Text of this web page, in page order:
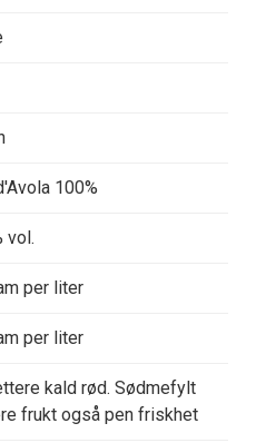
100%
vol.
per liter
per liter
kald rød. Sødmefylt
frukt også pen friskhet